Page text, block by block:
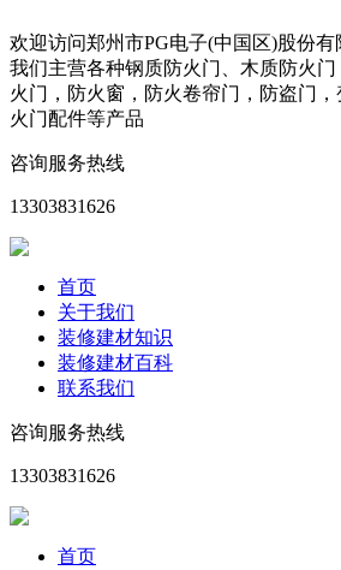
欢迎访问郑州市PG电子(中国区)股份有
我们主营各种钢质防火门、木质防火
火门，防火窗，防火卷帘门，防盗门
火门配件等产品
咨询服务热线
13303831626
首页
关于我们
装修建材知识
装修建材百科
联系我们
咨询服务热线
13303831626
首页